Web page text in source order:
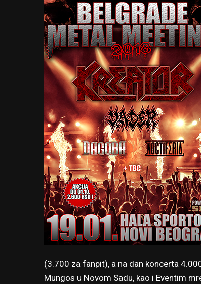
(3.700 za fanpit), a na dan koncerta
Mungos u Novom Sadu, kao i Eventim